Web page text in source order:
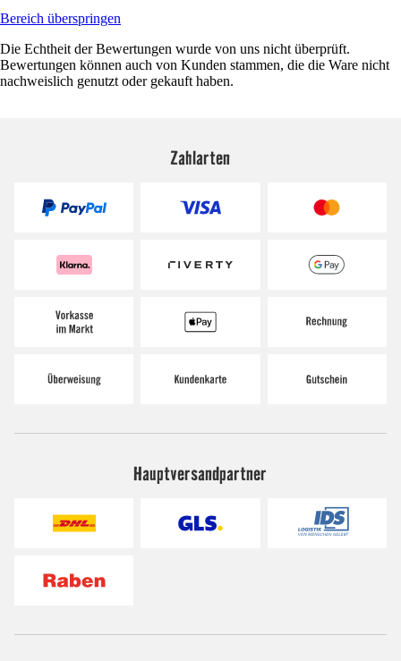
Bereich überspringen
Die Echtheit der Bewertungen wurde von uns nicht überprüft.
Bewertungen können auch von Kunden stammen, die die Ware nicht
nachweislich genutzt oder gekauft haben.
Zahlarten
Hauptversandpartner